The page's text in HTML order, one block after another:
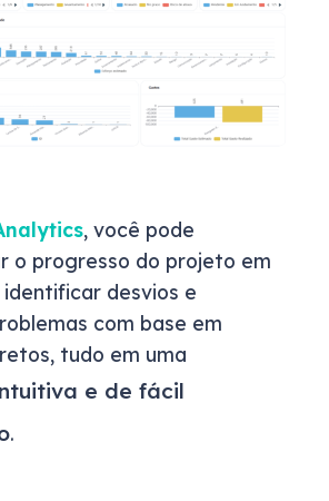
, você pode
o progresso do projeto em
desvios e
com base em
tudo em uma
e de fácil
.